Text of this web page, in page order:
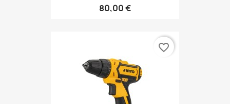
80,00 €
favorite_border